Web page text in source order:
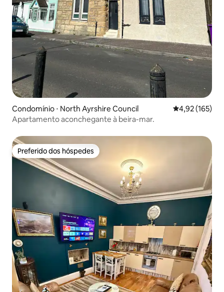
Condomínio ⋅ North Ayrshire Council 4,92 de uma
4,92 (165)
Apartamento aconchegante à beira-mar.
Preferido dos hóspedes
Preferido dos hóspedes